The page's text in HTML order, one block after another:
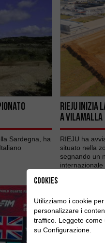
Sardegna, ha
RIEJU
a Vilamalla
RIEJU ha
situato nella
segnando un
Cookies
Utilizziamo i cookie
personalizzare i
traffico. Leggete come
su Configurazione.